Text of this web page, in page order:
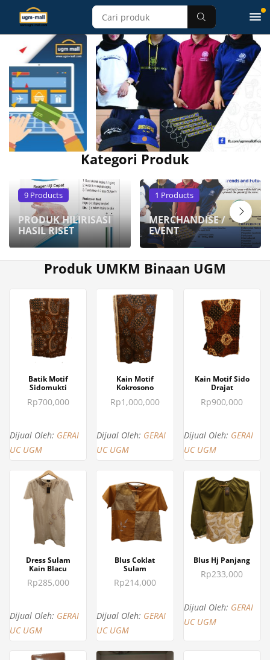
Kategori Produk
9 Products
PRODUK HILIRISASI
HASIL RISET
1 Products
MERCHANDISE /
EVENT
Produk UMKM Binaan UGM
BELI SEKARANG
Batik Motif
Sidomukti
Rp700,000
Dijual Oleh: GERAI
UC UGM
BELI SEKARANG
Kain Motif
Kokrosono
Rp1,000,000
Dijual Oleh: GERAI
UC UGM
BELI SEKARANG
Kain Motif Sido
Drajat
Rp900,000
Dijual Oleh: GERAI
UC UGM
BELI SEKARANG
Dress Sulam
Kain Blacu
Rp285,000
Dijual Oleh: GERAI
UC UGM
BELI SEKARANG
Blus Coklat
Sulam
Rp214,000
Dijual Oleh: GERAI
UC UGM
BELI SEKARANG
Blus Hj Panjang
Rp233,000
Dijual Oleh: GERAI
UC UGM